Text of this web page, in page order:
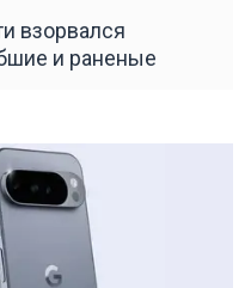
взорвался
и раненые